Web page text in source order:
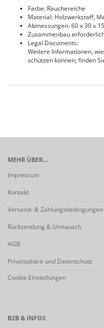
Farbe: Räuchereiche
Material: Holzwerkstoff,
Abmessungen: 60 x 30 x
Zusammenbau
Legal Documents:
Weitere Informationen,
schützen können; finden
MEHR ÜBER...
Impressum
Kontakt
Versand- & Zahlungsbedingungen
Rücksendung & Umtausch
AGB
Privatsphäre und Datenschutz
Cookie Einstellungen
B2B & INFOS